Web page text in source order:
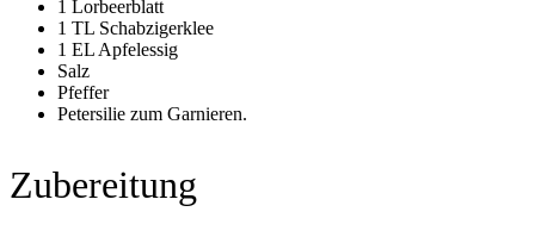
1 Lorbeerblatt
1 TL Schabzigerklee
1 EL Apfelessig
Salz
Pfeffer
Petersilie zum Garnieren.
Zubereitung